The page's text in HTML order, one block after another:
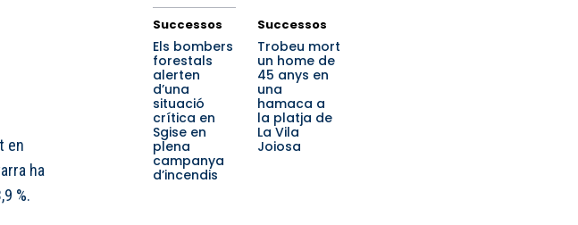
en
ha
%.
Successos
Els bombers
forestals
alerten
d’una
situació
crítica en
Sgise en
plena
campanya
d’incendis
Successos
Trobeu mort
un home de
45 anys en
una
hamaca a
la platja de
La Vila
Joiosa